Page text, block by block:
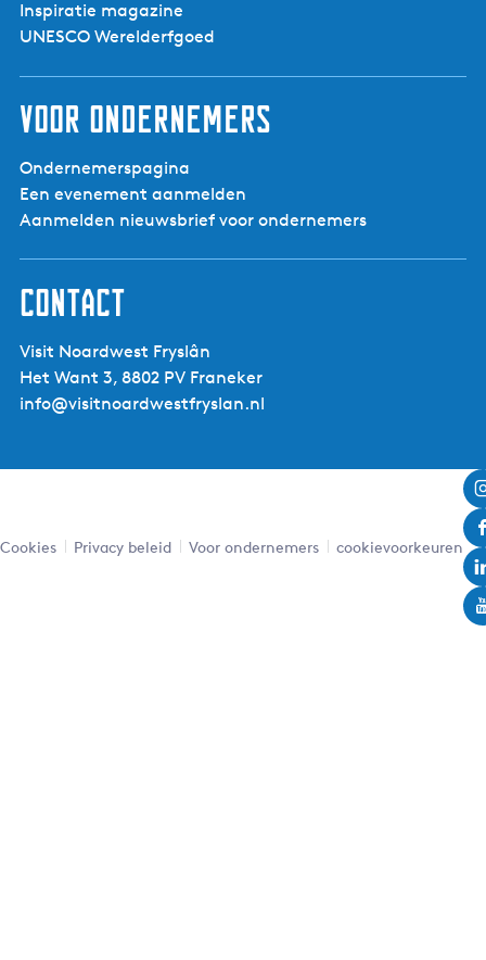
Inspiratie magazine
UNESCO Werelderfgoed
Voor ondernemers
Ondernemerspagina
Een evenement aanmelden
Aanmelden nieuwsbrief voor ondernemers
Contact
Visit Noardwest Fryslân
Het Want 3, 8802 PV Franeker
info@visitnoardwestfryslan.nl
Cookies Privacy beleid Voor ondernemers cookievoorkeuren